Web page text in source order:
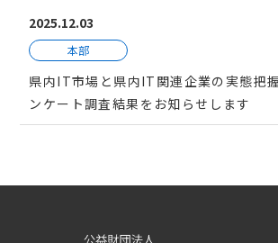
2025.12.03
本部
県内IT市場と県内IT関連企業の実態把
ンケート調査結果をお知らせします